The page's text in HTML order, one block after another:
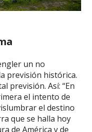
un no
previsión histórica.
previsión. Así: “En
el intento de
el destino
que se halla hoy
de América y de